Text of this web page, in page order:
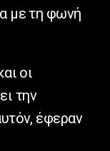
με τη φωνή
οι
την
έφεραν